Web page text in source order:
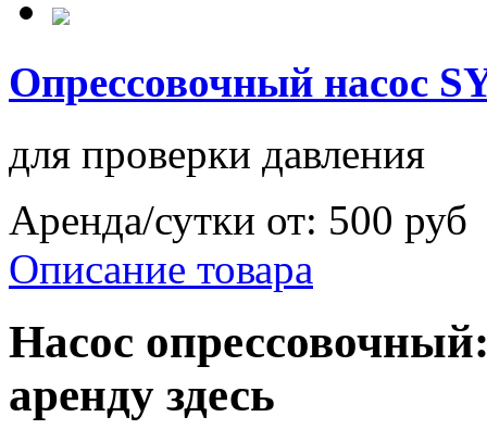
Опрессовочный насос
для проверки давления
Аренда/сутки от: 500 руб
Описание товара
Насос
аренду здесь